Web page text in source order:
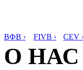
ВФВ › FIVB › CEV
О НАС